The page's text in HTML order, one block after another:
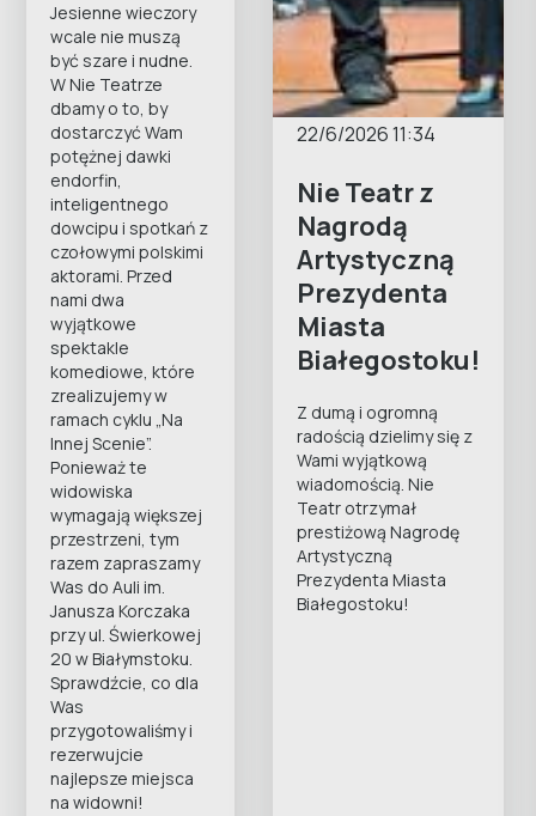
Jesienne wieczory
wcale nie muszą
być szare i nudne.
W Nie Teatrze
dbamy o to, by
dostarczyć Wam
potężnej dawki
endorfin,
inteligentnego
dowcipu i spotkań z
czołowymi polskimi
aktorami. Przed
nami dwa
wyjątkowe
spektakle
komediowe, które
zrealizujemy w
ramach cyklu „Na
Innej Scenie”.
Ponieważ te
widowiska
wymagają większej
przestrzeni, tym
razem zapraszamy
Was do Auli im.
Janusza Korczaka
przy ul. Świerkowej
20 w Białymstoku.
Sprawdźcie, co dla
Was
przygotowaliśmy i
rezerwujcie
najlepsze miejsca
na widowni!
22/6/2026 11:34
Nie Teatr z
Nagrodą
Artystyczną
Prezydenta
Miasta
Białegostoku!
Z dumą i ogromną
radością dzielimy się z
Wami wyjątkową
wiadomością. Nie
Teatr otrzymał
prestiżową Nagrodę
Artystyczną
Prezydenta Miasta
Białegostoku!